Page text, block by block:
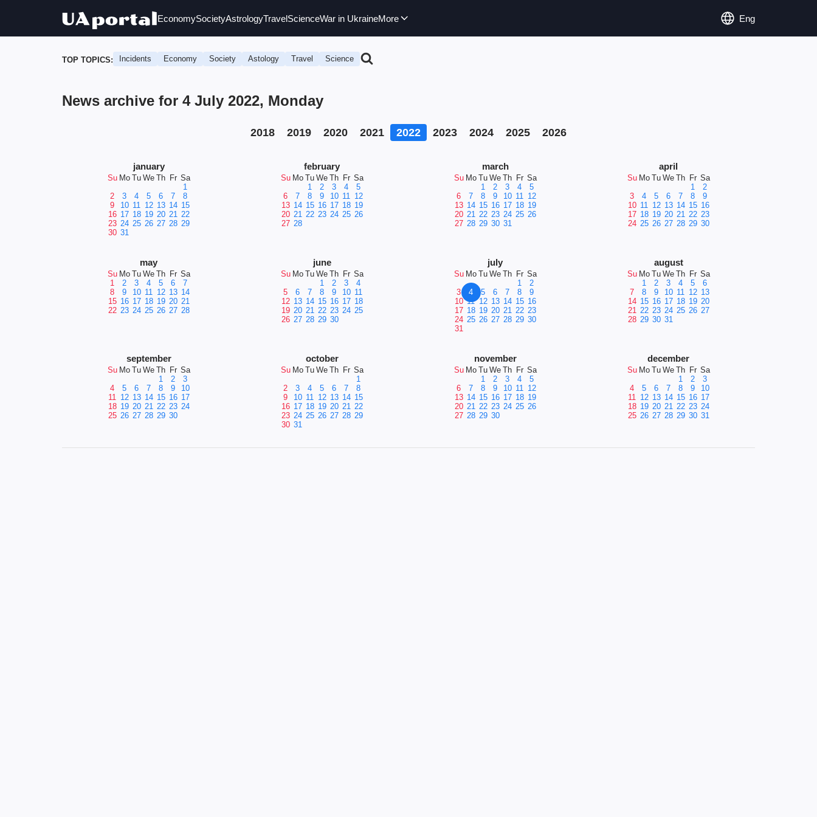
EconomySocietyAstrologyTravelScienceWar in UkraineMore Eng
TOP TOPICS: Incidents Economy Society Astology Travel Science
News archive for 4 July 2022, Monday
2018 2019 2020 2021 2022 2023 2024 2025 2026
january
Su Mo Tu We Th Fr Sa
1
2
3 4 5 6 7
8
9
10 11 12 13 14 15
16 17 18 19 20 21 22
23 24 25 26 27 28 29
30 31
february
Su Mo Tu We Th Fr Sa
1
2 3 4
5
6
7 8 9 10 11 12
13 14 15 16 17 18 19
20 21 22 23 24 25 26
27 28
march
Su Mo Tu We Th Fr Sa
1
2 3 4
5
6
7 8 9 10 11 12
13 14 15 16 17 18 19
20 21 22 23 24 25 26
27 28 29 30 31
april
Su Mo Tu We Th Fr Sa
1
2
3
4 5 6 7 8
9
10 11 12 13 14 15 16
17 18 19 20 21 22 23
24 25 26 27 28 29 30
may
Su Mo Tu We Th Fr Sa
1
2 3 4 5 6
7
8
9 10 11 12 13 14
15 16 17 18 19 20 21
22 23 24 25 26 27 28
june
Su Mo Tu We Th Fr Sa
1
2 3
4
5
6 7 8 9 10 11
12 13 14 15 16 17 18
19 20 21 22 23 24 25
26 27 28 29 30
july
Su Mo Tu We Th Fr Sa
1
2
3
4 5 6 7 8
9
10 11 12 13 14 15 16
17 18 19 20 21 22 23
24 25 26 27 28 29 30
31
august
Su Mo Tu We Th Fr Sa
1
2 3 4 5
6
7
8 9 10 11 12 13
14 15 16 17 18 19 20
21 22 23 24 25 26 27
28 29 30 31
september
Su Mo Tu We Th Fr Sa
1
2
3
4
5 6 7 8 9
10
11 12 13 14 15 16 17
18 19 20 21 22 23 24
25 26 27 28 29 30
october
Su Mo Tu We Th Fr Sa
1
2
3 4 5 6 7
8
9
10 11 12 13 14 15
16 17 18 19 20 21 22
23 24 25 26 27 28 29
30 31
november
Su Mo Tu We Th Fr Sa
1
2 3 4
5
6
7 8 9 10 11 12
13 14 15 16 17 18 19
20 21 22 23 24 25 26
27 28 29 30
december
Su Mo Tu We Th Fr Sa
1
2
3
4
5 6 7 8 9
10
11 12 13 14 15 16 17
18 19 20 21 22 23 24
25 26 27 28 29 30 31